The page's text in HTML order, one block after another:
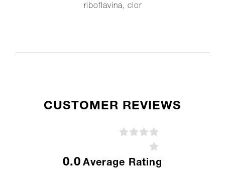
riboflavina, clor
CUSTOMER REVIEWS
0.0 Average Rating